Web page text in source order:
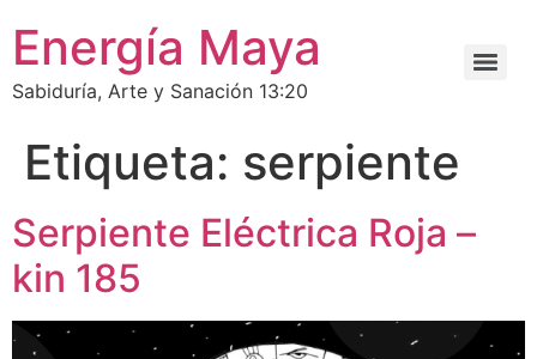
Energía Maya
Sabiduría, Arte y Sanación 13:20
Etiqueta: serpiente
Serpiente Eléctrica Roja –
kin 185